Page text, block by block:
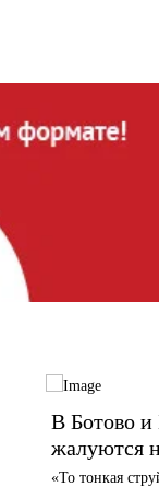
В Ботово и
жалуются
«То тонкая